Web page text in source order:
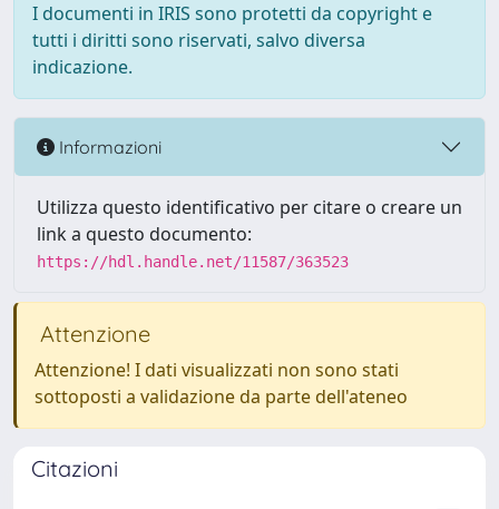
I documenti in IRIS sono protetti da copyright e
tutti i diritti sono riservati, salvo diversa
indicazione.
Informazioni
Utilizza questo identificativo per citare o creare un
link a questo documento:
https://hdl.handle.net/11587/363523
Attenzione
Attenzione! I dati visualizzati non sono stati
sottoposti a validazione da parte dell'ateneo
Citazioni